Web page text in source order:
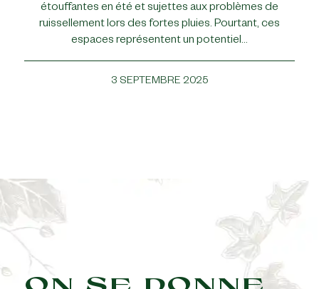
étouffantes en été et sujettes aux problèmes de
ruissellement lors des fortes pluies. Pourtant, ces
espaces représentent un potentiel…
3 SEPTEMBRE 2025
ON SE DONNE